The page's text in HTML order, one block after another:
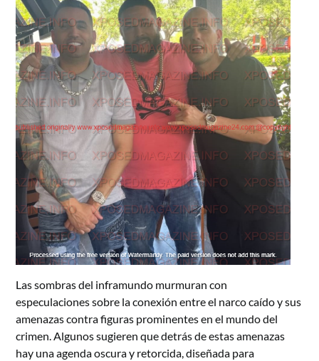
Las sombras del inframundo murmuran con
especulaciones sobre la conexión entre el narco caído y sus
amenazas contra figuras prominentes en el mundo del
crimen. Algunos sugieren que detrás de estas amenazas
hay una agenda oscura y retorcida, diseñada para